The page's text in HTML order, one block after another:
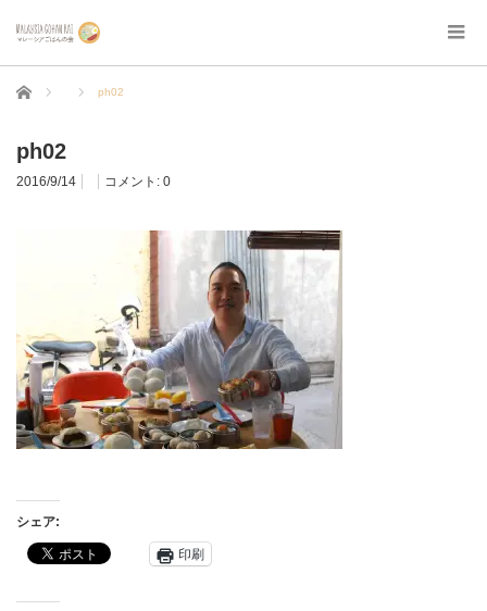
ホーム ph02
ph02
2016/9/14 コメント: 0
シェア:
印刷